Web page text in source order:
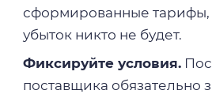
сформированные тарифы,
убыток никто не будет.
Фиксируйте условия.
поставщика обязательно